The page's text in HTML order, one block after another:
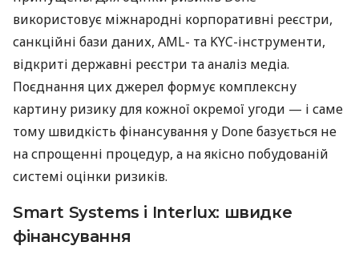
використовує міжнародні корпоративні реєстри,
санкційні бази даних, AML- та KYC-інструменти,
відкриті державні реєстри та аналіз медіа.
Поєднання цих джерел формує комплексну
картину ризику для кожної окремої угоди — і саме
тому швидкість фінансування у Done базується не
на спрощенні процедур, а на якісно побудованій
системі оцінки ризиків.
Smart Systems і Interlux: швидке
фінансування